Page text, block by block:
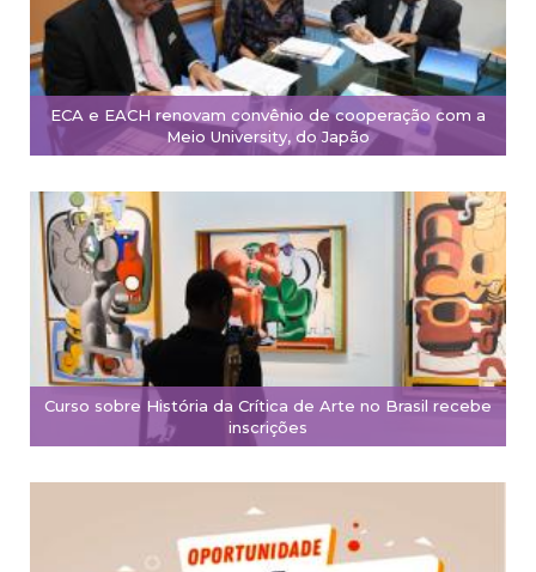
ECA e EACH renovam convênio de cooperação com a
Meio University, do Japão
Curso sobre História da Crítica de Arte no Brasil recebe
inscrições